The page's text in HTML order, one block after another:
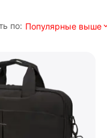
по: Популярные выше